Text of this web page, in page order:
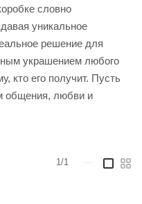
словно
уникальное
решение для
украшением любого
кто его получит. Пусть
общения, любви и
1/1